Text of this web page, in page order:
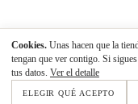
Cookies. Unas hacen que la
tengan que ver contigo. Si
tus datos. Ver el detalle
ELEGIR QUÉ ACEPTO